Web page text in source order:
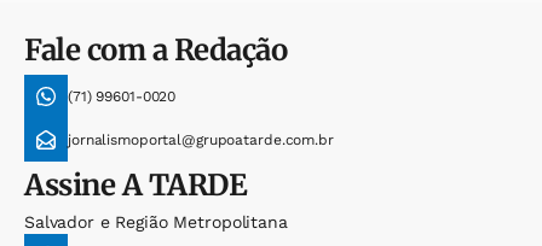
Fale com a Redação
(71) 99601-0020
jornalismoportal@grupoatarde.com.br
AssineA TARDE
Salvador e Região Metropolitana